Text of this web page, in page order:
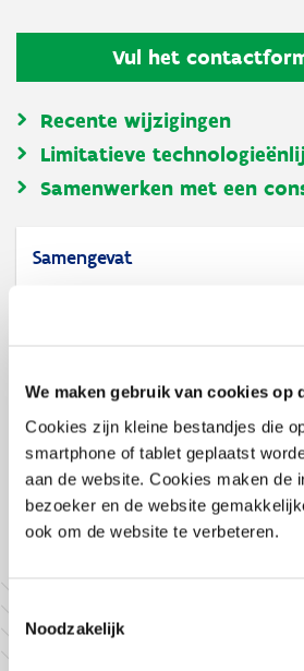
We maken gebruik van cookies op
Cookies zijn kleine bestandjes die
smartphone of tablet geplaatst
aan de website. Cookies maken de
bezoeker en de website
ook om de website te verbeteren.
Noodzakelijk
Vul het
Recente wijzigingen
Limitatieve
Samenwerken met een
Samengevat
ondernemingen die investeren in het
(limitatieve lijst)
Bedrag
10 tot 55% van de meerkost van de
Delen: Facebook
X LinkedIn
Email